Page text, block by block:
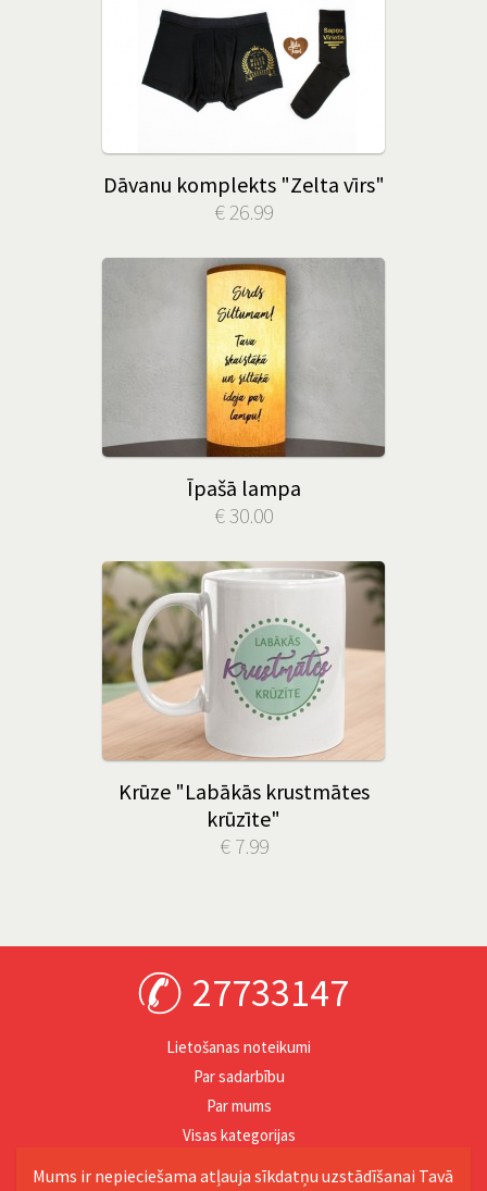
Dāvanu komplekts "Zelta vīrs"
€ 26.99
Īpašā lampa
€ 30.00
Krūze "Labākās krustmātes
krūzīte"
€ 7.99
27733147
Lietošanas noteikumi
Par sadarbību
Par mums
Visas kategorijas
Personība
Mums ir nepieciešama atļauja sīkdatņu uzstādīšanai Tavā